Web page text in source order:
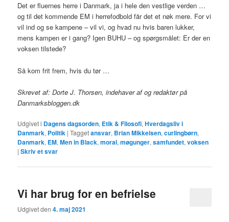
Det er fluernes herre i Danmark, ja i hele den vestlige verden …
og til det kommende EM i herrefodbold får det et nøk mere. For vi
vil ind og se kampene – vil vi, og hvad nu hvis baren lukker,
mens kampen er i gang? Igen BUHU – og spørgsmålet: Er der en
voksen tilstede?
Så kom frit frem, hvis du tør …
Skrevet af: Dorte J. Thorsen, indehaver af og redaktør på
Danmarksbloggen.dk
Udgivet i Dagens dagsorden, Etik & Filosofi,Hverdagsliv i
Danmark, Politik |Taggetansvar, Brian Mikkelsen,curlingbørn,
Danmark, EM,Men in Black,moral,møgunger,samfundet,voksen
|Skriv et svar
Vi har brug for en befrielse
Udgivet den4. maj 2021